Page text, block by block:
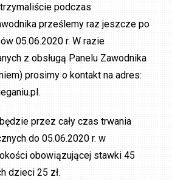
podczas
prześlemy raz jeszcze po
05.06.2020 r. W razie
z obsługą Panelu Zawodnika
prosimy o kontakt na adres:
przez cały czas trwania
do 05.06.2020 r. w
obowiązującej stawki 45
dzieci 25 zł.